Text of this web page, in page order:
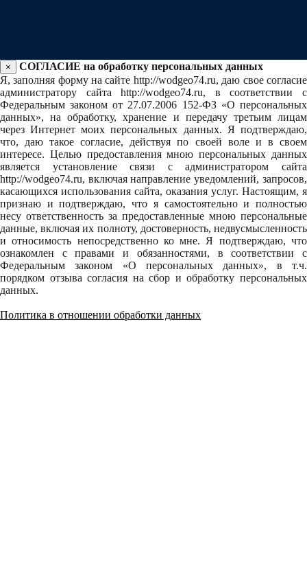
×
СОГЛАСИЕ на обработку персональных данных
Я, заполняя форму на сайте http://wodgeo74.ru, даю свое согласие
администратору сайта http://wodgeo74.ru, в соответствии с
Федеральным законом от 27.07.2006 152-ФЗ «О персональных
данных», на обработку, хранение и передачу третьим лицам
через Интернет моих персональных данных. Я подтверждаю,
что, даю такое согласие, действуя по своей воле и в своем
интересе. Целью предоставления мною персональных данных
является установление связи с администратором сайта
http://wodgeo74.ru, включая направление уведомлений, запросов,
касающихся использования сайта, оказания услуг. Настоящим, я
признаю и подтверждаю, что я самостоятельно и полностью
несу ответственность за предоставленные мною персональные
данные, включая их полноту, достоверность, недвусмысленность
и относимость непосредственно ко мне. Я подтверждаю, что
ознакомлен с правами и обязанностями, в соответствии с
Федеральным законом «О персональных данных», в т.ч.
порядком отзыва согласия на сбор и обработку персональных
данных.
Политика в отношении обработки данных